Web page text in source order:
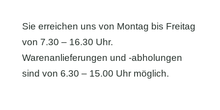
Sie erreichen uns von Montag bis Freitag
von 7.30 – 16.30 Uhr.
Warenanlieferungen und -abholungen
sind von 6.30 – 15.00 Uhr möglich.